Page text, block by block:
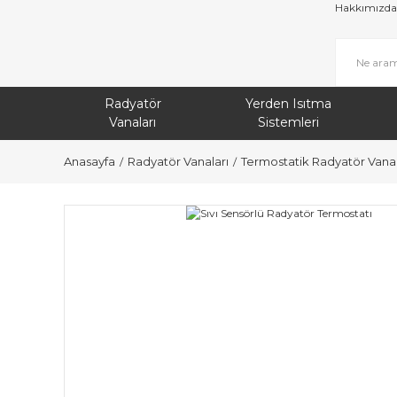
Hakkımızda
Radyatör
Vanaları
Yerden Isıtma
Sistemleri
Anasayfa Radyatör Vanaları Termostatik Radyatör